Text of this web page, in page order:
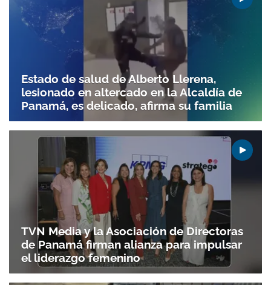
Estado de salud de Alberto Llerena,
lesionado en altercado en la Alcaldía de
Panamá, es delicado, afirma su familia
TVN Media y la Asociación de Directoras
de Panamá firman alianza para impulsar
el liderazgo femenino